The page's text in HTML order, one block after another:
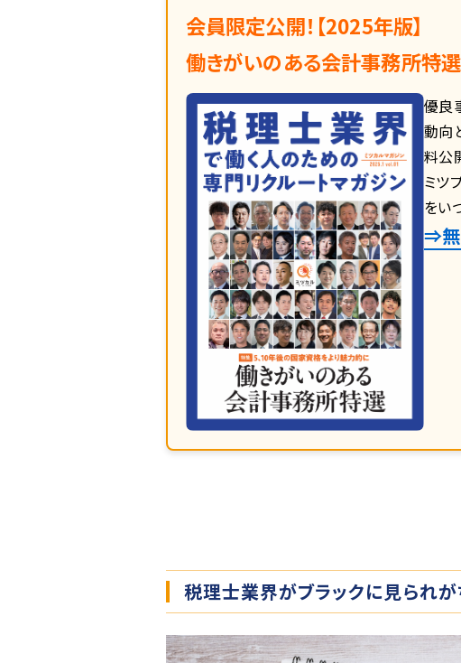
会員限定公開！【2025年版】
働きがいのある会計事務所特選
優良
動向
料公
ミツ
をい
⇒無
税理士業界がブラックに見られ